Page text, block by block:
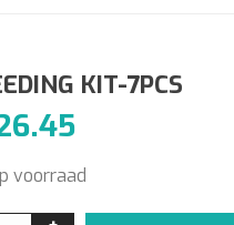
KIT-7PCS
voorraad